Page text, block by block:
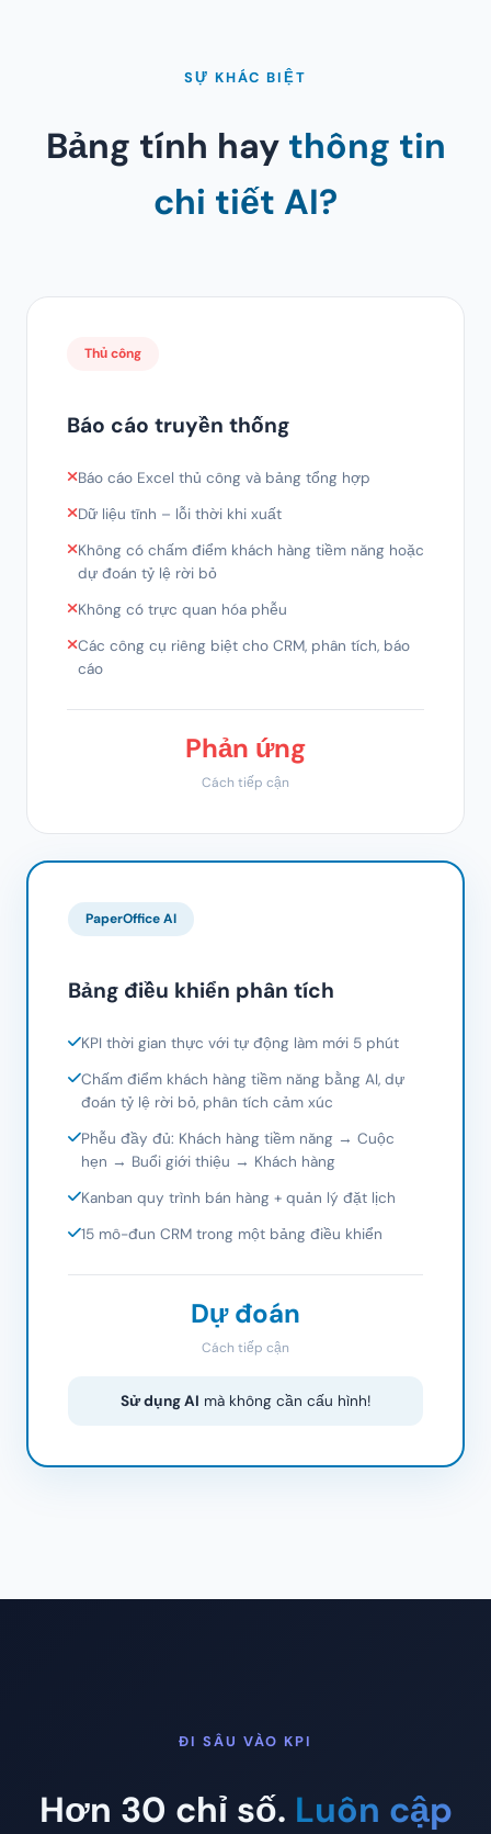
SỰ KHÁC BIỆT
Bảng tính hay thông tin
chi tiết AI?
Thủ công
Báo cáo truyền thống
Báo cáo Excel thủ công và bảng tổng hợp
Dữ liệu tĩnh – lỗi thời khi xuất
Không có chấm điểm khách hàng tiềm năng hoặc
dự đoán tỷ lệ rời bỏ
Không có trực quan hóa phễu
Các công cụ riêng biệt cho CRM, phân tích, báo
cáo
Phản ứng
Cách tiếp cận
PaperOffice AI
Bảng điều khiển phân tích
KPI thời gian thực với tự động làm mới 5 phút
Chấm điểm khách hàng tiềm năng bằng AI, dự
đoán tỷ lệ rời bỏ, phân tích cảm xúc
Phễu đầy đủ: Khách hàng tiềm năng → Cuộc
hẹn → Buổi giới thiệu → Khách hàng
Kanban quy trình bán hàng + quản lý đặt lịch
15 mô-đun CRM trong một bảng điều khiển
Dự đoán
Cách tiếp cận
Sử dụng AI mà không cần cấu hình!
ĐI SÂU VÀO KPI
Hơn 30 chỉ số. Luôn cập